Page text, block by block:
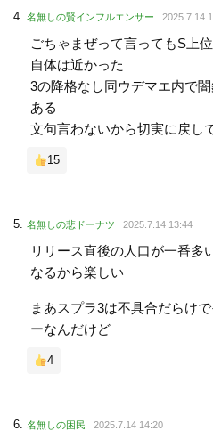
名無しの賢インフルエンサー 2025.7.14
ごちゃまぜって言ってもS上
自体は近かった
3の降格なし同ウデマエ内で
ある
文句言わないから切実に戻し
15
名無しの悲ドーナツ 2025.7.14 13:44
リリース直後の人口が一番多
なるから楽しい
まあスプラ3は不具合だらけ
ーなんだけど
4
名無しの困民 2025.7.14 14:20